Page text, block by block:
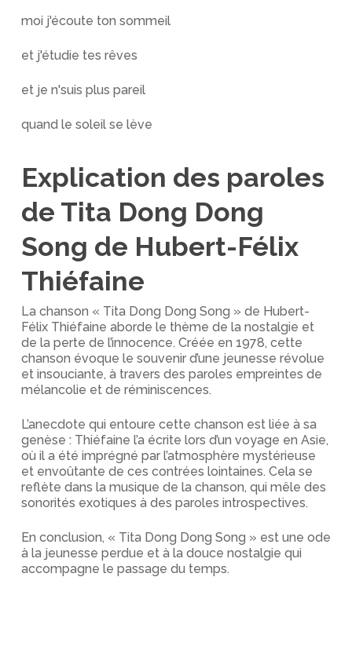
moi j'écoute ton sommeil
et j'étudie tes rêves
et je n'suis plus pareil
quand le soleil se lève
Explication des paroles
de Tita Dong Dong
Song de Hubert-Félix
Thiéfaine
La chanson « Tita Dong Dong Song » de Hubert-
Félix Thiéfaine aborde le thème de la nostalgie et
de la perte de l’innocence. Créée en 1978, cette
chanson évoque le souvenir d’une jeunesse révolue
et insouciante, à travers des paroles empreintes de
mélancolie et de réminiscences.
L’anecdote qui entoure cette chanson est liée à sa
genèse : Thiéfaine l’a écrite lors d’un voyage en Asie,
où il a été imprégné par l’atmosphère mystérieuse
et envoûtante de ces contrées lointaines. Cela se
reflète dans la musique de la chanson, qui mêle des
sonorités exotiques à des paroles introspectives.
En conclusion, « Tita Dong Dong Song » est une ode
à la jeunesse perdue et à la douce nostalgie qui
accompagne le passage du temps.